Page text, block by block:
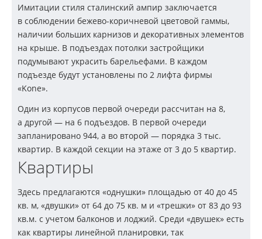
Имитации стиля сталинский ампир заключается
в соблюдении бежево-коричневой цветовой гаммы,
наличии больших карнизов и декоративных элементов
на крыше. В подъездах потолки застройщики
подумывают украсить барельефами. В каждом
подъезде будут установлены по 2 лифта фирмы
«Kone».
Один из корпусов первой очереди рассчитан на 8,
а другой — на 6 подъездов. В первой очереди
запланировано 944, а во второй — порядка 3 тыс.
квартир. В каждой секции на этаже от 3 до 5 квартир.
Квартиры
Здесь предлагаются «однушки» площадью от 40 до 45
кв. м, «двушки» от 64 до 75 кв. м и «трешки» от 83 до 93
кв.м. с учетом балконов и лоджий. Среди «двушек» есть
как квартиры линейной планировки, так